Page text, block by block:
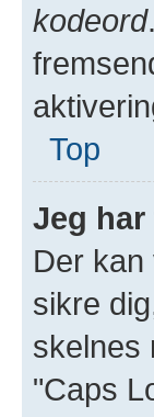
kodeord
Top
Jeg
Der
sikre
skelnes
"Caps